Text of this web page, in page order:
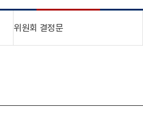
위원회 결정문"접기,펼치기"